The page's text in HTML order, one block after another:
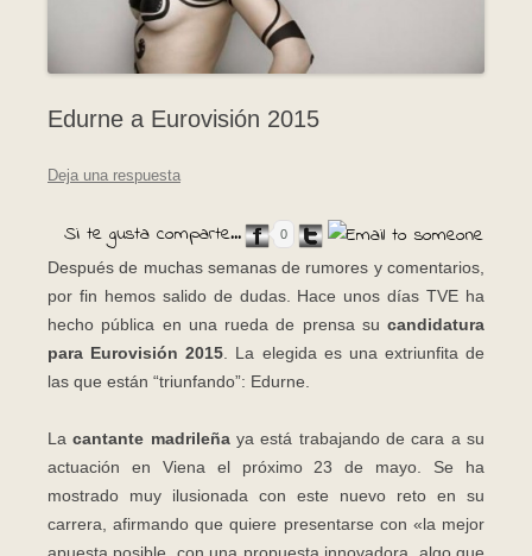
Edurne a Eurovisión 2015
Deja una respuesta
Si te gusta comparte... 0
Después de muchas semanas de rumores y comentarios,
por fin hemos salido de dudas. Hace unos días TVE ha
hecho pública en una rueda de prensa su candidatura
para Eurovisión 2015 . La elegida es una extriunfita de
las que están “triunfando”: Edurne.
Lacantante madrileñaya está trabajando de cara a su
actuación en Viena el próximo 23 de mayo. Se ha
mostrado muy ilusionada con este nuevo reto en su
carrera, afirmando que quiere presentarse con «la mejor